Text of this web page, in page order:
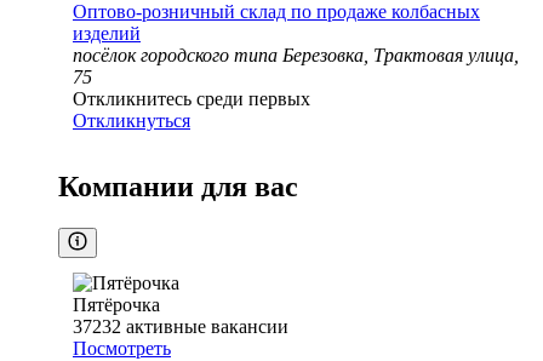
Оптово-розничный склад по продаже колбасных
изделий
посёлок городского типа Березовка, Трактовая улица,
75
Откликнитесь среди первых
Откликнуться
Компании для вас
Пятёрочка
37232 активные вакансии
Посмотреть